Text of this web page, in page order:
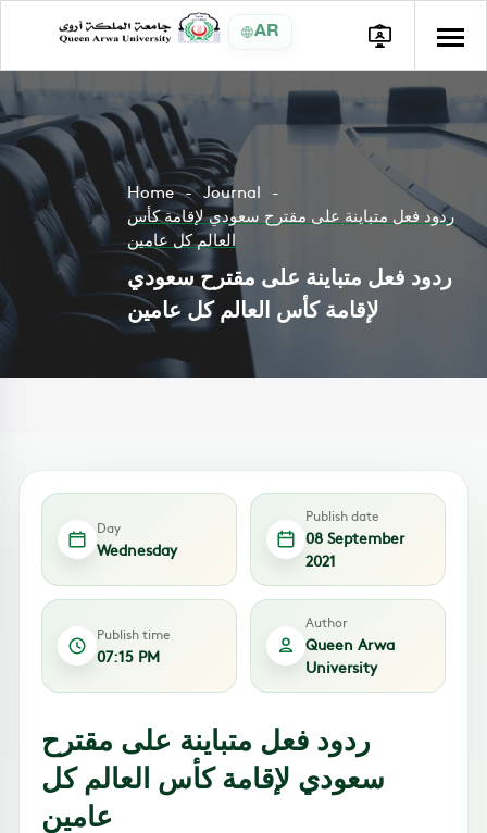
AR
Home
Journal
ردود فعل متباينة على مقترح سعودي لإقامة كأس
العالم كل عامين
ردود فعل متباينة على مقترح سعودي
لإقامة كأس العالم كل عامين
Day
Wednesday
Publish date
08 September
2021
Publish time
07:15 PM
Author
Queen Arwa
University
ردود فعل متباينة على مقترح
سعودي لإقامة كأس العالم كل
عامين